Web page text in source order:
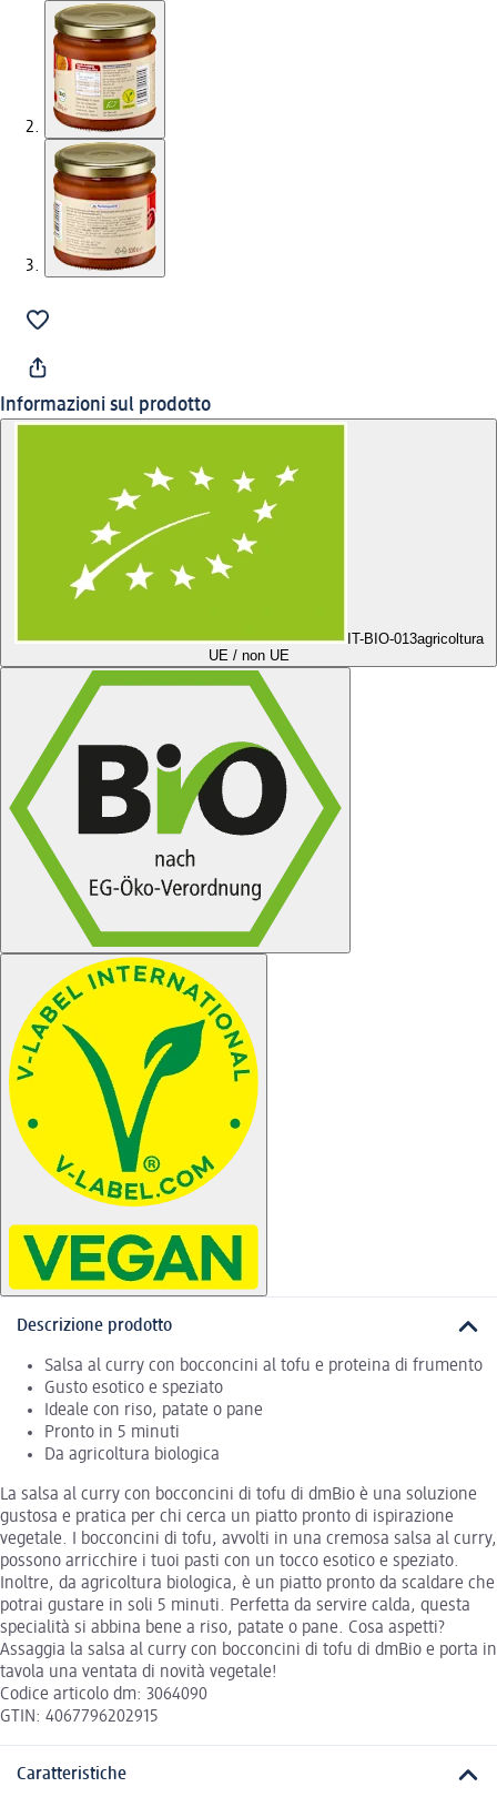
Informazioni sul prodotto
IT-BIO-013agricoltura
UE / non UE
Descrizione prodotto
Salsa al curry con bocconcini al tofu e proteina di frumento
Gusto esotico e speziato
Ideale con riso, patate o pane
Pronto in 5 minuti
Da agricoltura biologica
La salsa al curry con bocconcini di tofu di dmBio è una soluzione
gustosa e pratica per chi cerca un piatto pronto di ispirazione
vegetale. I bocconcini di tofu, avvolti in una cremosa salsa al curry,
possono arricchire i tuoi pasti con un tocco esotico e speziato.
Inoltre, da agricoltura biologica, è un piatto pronto da scaldare che
potrai gustare in soli 5 minuti. Perfetta da servire calda, questa
specialità si abbina bene a riso, patate o pane. Cosa aspetti?
Assaggia la salsa al curry con bocconcini di tofu di dmBio e porta in
tavola una ventata di novità vegetale!
Codice articolo dm: 3064090
GTIN: 4067796202915
Caratteristiche